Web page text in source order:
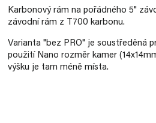
Karbonový rám na pořádného 5"
závodní rám z T700 karbonu.
Varianta "bez PRO" je soustředěná
použití Nano rozměr kamer
výšku je tam méně místa.